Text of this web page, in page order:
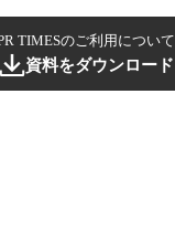
TIMESのご利用について
資料をダウンロード